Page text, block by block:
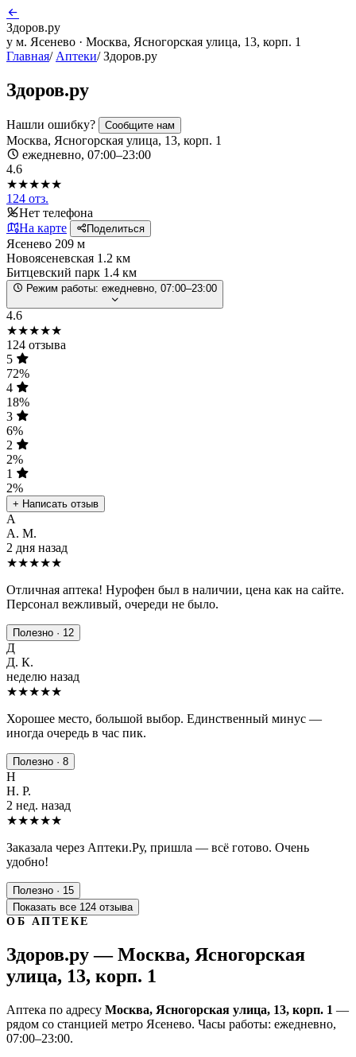
Здоров.ру
у м. Ясенево · Москва, Ясногорская улица, 13, корп. 1
Главная/ Аптеки/ Здоров.ру
Здоров.ру
Нашли ошибку? Сообщите нам
Москва, Ясногорская улица, 13, корп. 1
ежедневно, 07:00–23:00
4.6
★★★★★
124 отз.
Нет телефона
На карте
Поделиться
Ясенево 209 м
Новоясеневская 1.2 км
Битцевский парк 1.4 км
Режим работы: ежедневно, 07:00–23:00
4.6
★★★★★
124 отзыва
5
72%
4
18%
3
6%
2
2%
1
2%
+ Написать отзыв
А
А. М.
2 дня назад
★★★★★
Отличная аптека! Нурофен был в наличии, цена как на сайте.
Персонал вежливый, очереди не было.
Полезно · 12
Д
Д. К.
неделю назад
★★★★★
Хорошее место, большой выбор. Единственный минус —
иногда очередь в час пик.
Полезно · 8
Н
Н. Р.
2 нед. назад
★★★★★
Заказала через Аптеки.Ру, пришла — всё готово. Очень
удобно!
Полезно · 15
Показать все 124 отзыва
ОБ АПТЕКЕ
Здоров.ру — Москва, Ясногорская
улица, 13, корп. 1
Аптека по адресу Москва, Ясногорская улица, 13, корп. 1 —
рядом со станцией метро Ясенево. Часы работы: ежедневно,
07:00–23:00.